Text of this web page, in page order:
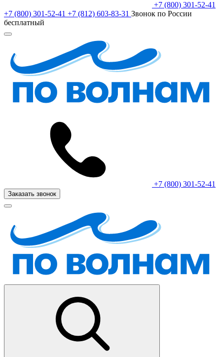
+7 (800) 301-52-41
+7 (800) 301-52-41 +7 (812) 603-83-31 Звонок по России
бесплатный
+7 (800) 301-52-41
Заказать звонок